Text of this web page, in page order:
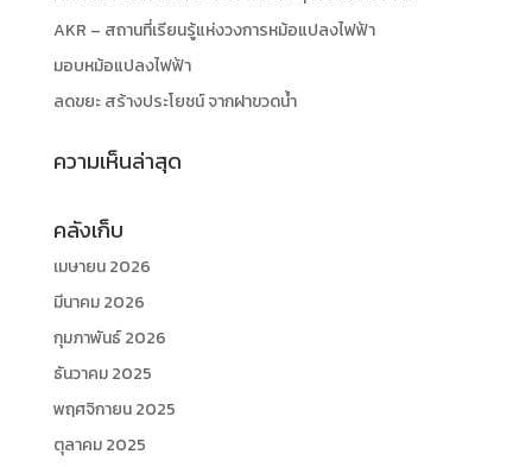
AKR – สถานที่เรียนรู้แห่งวงการหม้อแปลงไฟฟ้า
มอบหม้อแปลงไฟฟ้า
ลดขยะ สร้างประโยชน์ จากฝาขวดน้ำ
ความเห็นล่าสุด
คลังเก็บ
เมษายน 2026
มีนาคม 2026
กุมภาพันธ์ 2026
ธันวาคม 2025
พฤศจิกายน 2025
ตุลาคม 2025